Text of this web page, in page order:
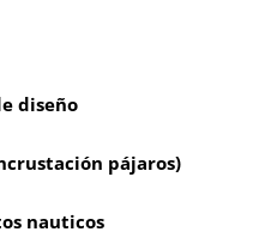
diseño
pájaros)
nauticos